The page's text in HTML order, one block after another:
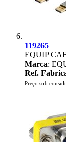
119265
EQUIP
Marca:
Ref.
Preço sob